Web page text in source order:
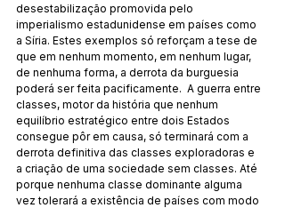
desestabilização promovida pelo
imperialismo estadunidense em países como
a Síria. Estes exemplos só reforçam a tese de
que em nenhum momento, em nenhum lugar,
de nenhuma forma, a derrota da burguesia
poderá ser feita pacificamente.  A guerra entre
classes, motor da história que nenhum
equilíbrio estratégico entre dois Estados
consegue pôr em causa, só terminará com a
derrota definitiva das classes exploradoras e
a criação de uma sociedade sem classes. Até
porque nenhuma classe dominante alguma
vez tolerará a existência de países com modo